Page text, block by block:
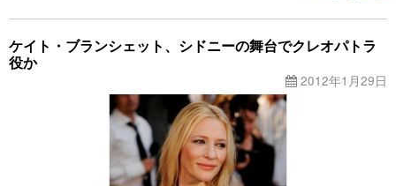
ケイト・ブランシェット、シドニーの舞台でクレオパトラ
役か
2012年1月29日